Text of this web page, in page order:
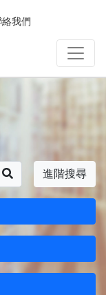
絡我們
進階搜尋